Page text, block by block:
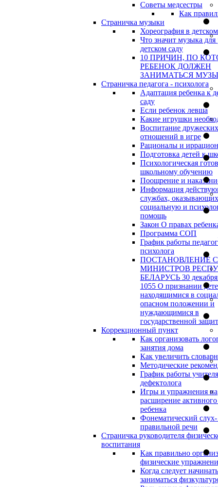
Советы медсестры
Как
Страничка музыки
Хореография в
Что значит музыка для
детском саду
10 ПРИЧИН, ПО
РЕБЕНОК ДОЛЖЕН
ЗАНИМАТЬСЯ
Страничка педагога - психолога
Адаптация ребенка к
саду
Если ребенок левша
Какие игрушки
Воспитание дружеских
отношений в игре
Рационалы и
Подготовка детей к
Психологическая
школьному обучению
Поощрение и
Информация
службах, оказывающих
социальную и
помощь
Закон О правах
Программа СОП
График работы
психолога
ПОСТАНОВЛЕНИЕ
МИНИСТРОВ
БЕЛАРУСЬ 30
1055 О признании
находящимися в
опасном положении и
нуждающимися в
государственной
Коррекционный пункт
Как организовать
занятия дома
Как увеличить
Методические
График работы
дефектолога
Игры и упражнения на
расширение активного
ребенка
Фонематический слух-
правильной речи
Страничка руководителя
воспитания
Как правильно
физические
Когда следует начинать
заниматься